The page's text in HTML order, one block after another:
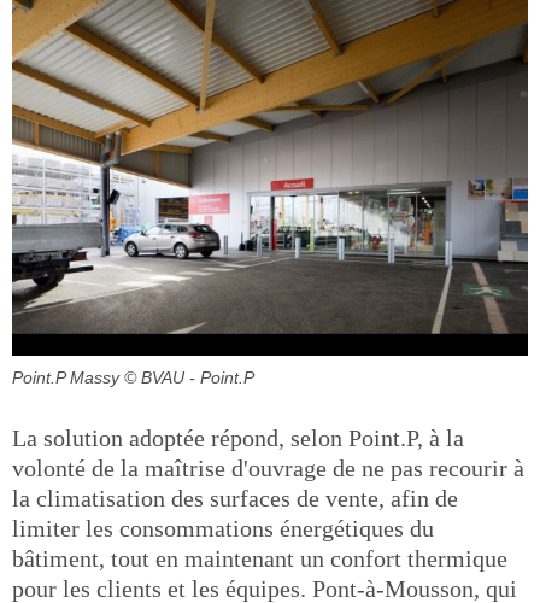
Point.P Massy © BVAU - Point.P
La solution adoptée répond, selon Point.P, à la
volonté de la maîtrise d'ouvrage de ne pas recourir à
la climatisation des surfaces de vente, afin de
limiter les consommations énergétiques du
bâtiment, tout en maintenant un confort thermique
pour les clients et les équipes. Pont-à-Mousson, qui